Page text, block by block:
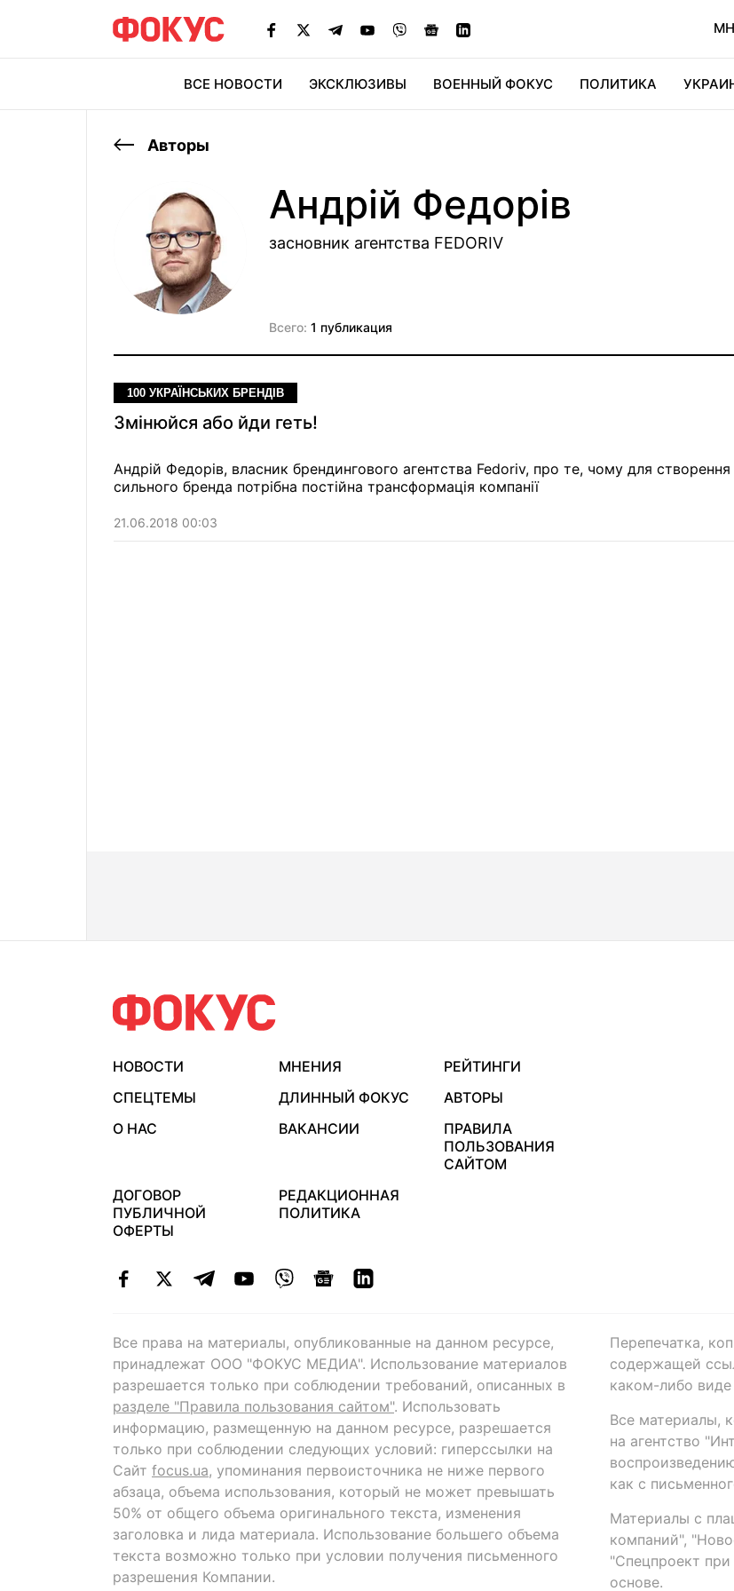
ВСЕ НОВОСТИ ЭКСКЛЮЗИВЫ ВОЕННЫЙ ФОКУС ПОЛИТИКА
Авторы
Андрій Федорів
засновник агентства FEDORIV
Всего: 1 публикация
100 УКРАЇНСЬКИХ БРЕНДІВ
Змінюйся або йди геть!
Андрій Федорів, власник брендингового агентства Fedoriv, про те, чому для створення
сильного бренда потрібна постійна трансформація компанії
21.06.2018 00:03
НОВОСТИ МНЕНИЯ
РЕЙТИНГИ
СПЕЦТЕМЫ
ДЛИННЫЙ ФОКУС
АВТОРЫ
О НАС
ВАКАНСИИ
ПРАВИЛА
ПОЛЬЗОВАНИЯ
САЙТОМ
ДОГОВОР
ПУБЛИЧНОЙ
ОФЕРТЫ
РЕДАКЦИОННАЯ
ПОЛИТИКА
Все права на материалы, опубликованные на данном ресурсе,
принадлежат ООО "ФОКУС МЕДИА". Использование материалов
разрешается только при соблюдении требований, описанных в
разделе "Правила пользования сайтом". Использовать
информацию, размещенную на данном ресурсе, разрешается
только при соблюдении следующих условий: гиперссылки на
Сайт focus.ua, упоминания первоисточника не ниже первого
абзаца, объема использования, который не может превышать
50% от общего объема оригинального текста, изменения
заголовка и лида материала. Использование большего объема
текста возможно только при условии получения письменного
разрешения Компании.
Перепечатка,
содержащей
каком-либо
Все материалы,
на агентство
как с
Материалы с
компаний",
"Спецпроект
основе.